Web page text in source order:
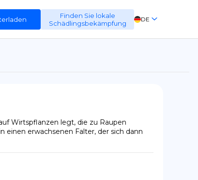
Finden Sie lokale
Schädlingsbekämpfung
DE
EN
Wirtspflanzen legt, die zu Raupen
einen erwachsenen Falter, der sich dann